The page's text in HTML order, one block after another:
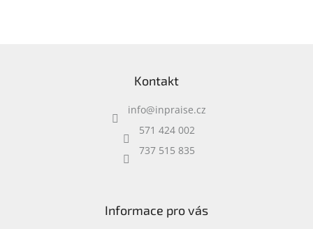
Kontakt
info@inpraise.cz
571 424 002
737 515 835
Informace pro vás